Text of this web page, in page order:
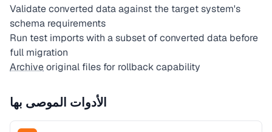
Validate converted data against the target system's
schema requirements
Run test imports with a subset of converted data before
full migration
Archiveoriginal files for rollback capability
الأدوات الموصى بها